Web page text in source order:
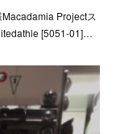
Projectス
[5051-01]…